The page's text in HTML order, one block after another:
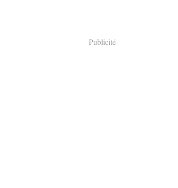
Publicité